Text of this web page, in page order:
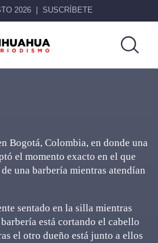
2026 SUSCRÍBETE
Bogotá, Colombia, en donde una
el momento exacto en el que
una barbería mientras atendían
sentado en la silla mientras
está cortando el cabello
el otro dueño está junto a ellos